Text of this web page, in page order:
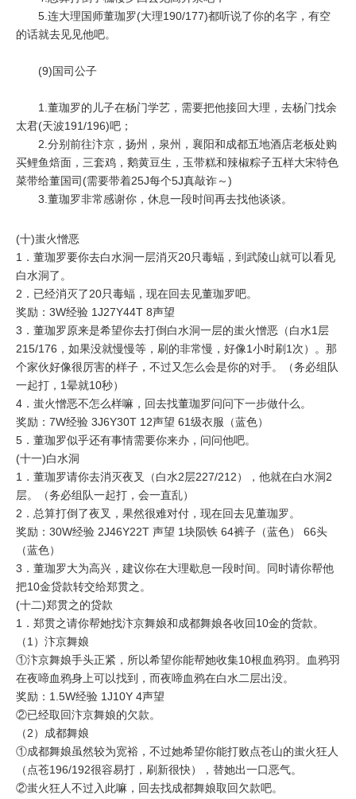
5.连大理国师董珈罗(大理190/177)都听说了你的名字，有空
的话就去见见他吧。
(9)国司公子
1.董珈罗的儿子在杨门学艺，需要把他接回大理，去杨门找余
太君(天波191/196)吧；
2.分别前往汴京，扬州，泉州，襄阳和成都五地酒店老板处购
买鲤鱼焙面，三套鸡，鹅黄豆生，玉带糕和辣椒粽子五样大宋特色
菜带给董国司(需要带着25J每个5J真敲诈～)
3.董珈罗非常感谢你，休息一段时间再去找他谈谈。
(十)蚩火憎恶
1．董珈罗要你去白水洞一层消灭20只毒蝠，到武陵山就可以看见
白水洞了。
2．已经消灭了20只毒蝠，现在回去见董珈罗吧。
奖励：3W经验 1J27Y44T 8声望
3．董珈罗原来是希望你去打倒白水洞一层的蚩火憎恶（白水1层
215/176，如果没就慢慢等，刷的非常慢，好像1小时刷1次）。那
个家伙好像很厉害的样子，不过又怎么会是你的对手。（务必组队
一起打，1晕就10秒）
4．蚩火憎恶不怎么样嘛，回去找董珈罗问问下一步做什么。
奖励：7W经验 3J6Y30T 12声望 61级衣服（蓝色）
5．董珈罗似乎还有事情需要你来办，问问他吧。
(十一)白水洞
1．董珈罗请你去消灭夜叉（白水2层227/212），他就在白水洞2
层。（务必组队一起打，会一直乱）
2．总算打倒了夜叉，果然很难对付，现在回去见董珈罗。
奖励：30W经验 2J46Y22T 声望 1块陨铁 64裤子（蓝色） 66头
（蓝色）
3．董珈罗大为高兴，建议你在大理歇息一段时间。同时请你帮他
把10金贷款转交给郑贯之。
(十二)郑贯之的贷款
1．郑贯之请你帮她找汴京舞娘和成都舞娘各收回10金的货款。
（1）汴京舞娘
①汴京舞娘手头正紧，所以希望你能帮她收集10根血鸦羽。血鸦羽
在夜啼血鸦身上可以找到，而夜啼血鸦在白水二层出没。
奖励：1.5W经验 1J10Y 4声望
②已经取回汴京舞娘的欠款。
（2）成都舞娘
①成都舞娘虽然较为宽裕，不过她希望你能打败点苍山的蚩火狂人
（点苍196/192很容易打，刷新很快），替她出一口恶气。
②蚩火狂人不过入此嘛，回去找成都舞娘取回欠款吧。